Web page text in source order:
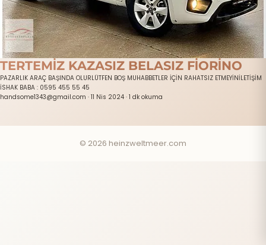
TERTEMİZ KAZASIZ BELASIZ FİORİNO
PAZARLIK ARAÇ BAŞINDA OLURLÜTFEN BOŞ MUHABBETLER İÇİN RAHATSIZ ETMEYİNİLETİŞİM
İSHAK BABA : 0595 455 55 45
handsome1343@gmail.com · 11 Nis 2024 · 1 dk okuma
© 2026 heinzweltmeer.com